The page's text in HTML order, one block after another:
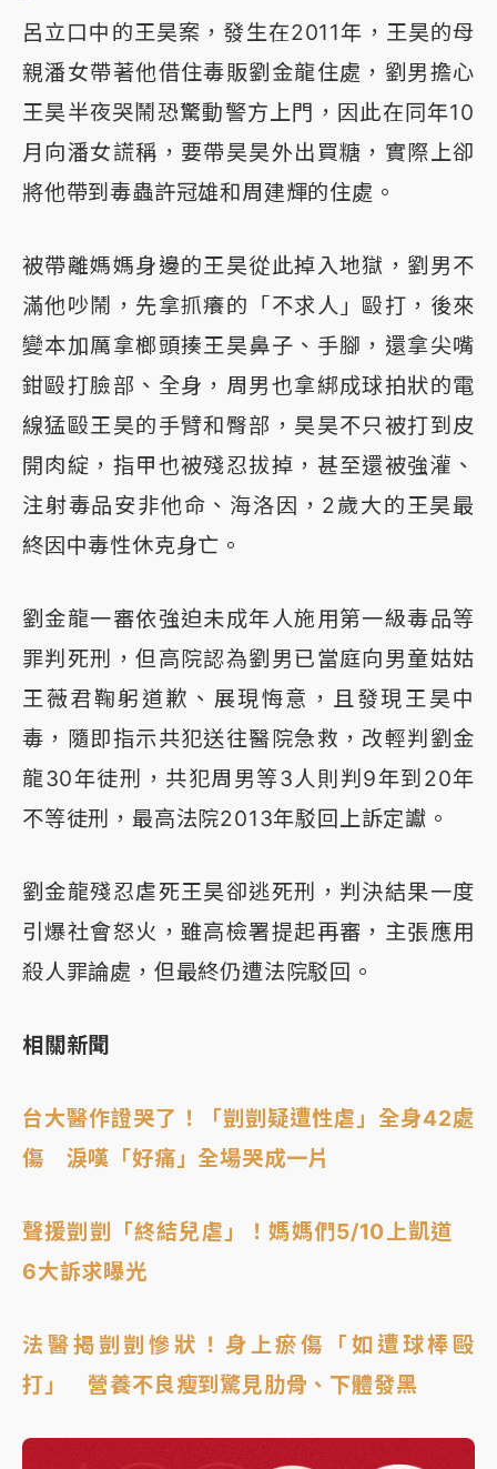
呂立口中的王昊案，發生在2011年，王昊的母
親潘女帶著他借住毒販劉金龍住處，劉男擔心
王昊半夜哭鬧恐驚動警方上門，因此在同年10
月向潘女謊稱，要帶昊昊外出買糖，實際上卻
將他帶到毒蟲許冠雄和周建輝的住處。
被帶離媽媽身邊的王昊從此掉入地獄，劉男不
滿他吵鬧，先拿抓癢的「不求人」毆打，後來
變本加厲拿榔頭揍王昊鼻子、手腳，還拿尖嘴
鉗毆打臉部、全身，周男也拿綁成球拍狀的電
線猛毆王昊的手臂和臀部，昊昊不只被打到皮
開肉綻，指甲也被殘忍拔掉，甚至還被強灌、
注射毒品安非他命、海洛因，2歲大的王昊最
終因中毒性休克身亡。
劉金龍一審依強迫未成年人施用第一級毒品等
罪判死刑，但高院認為劉男已當庭向男童姑姑
王薇君鞠躬道歉、展現悔意，且發現王昊中
毒，隨即指示共犯送往醫院急救，改輕判劉金
龍30年徒刑，共犯周男等3人則判9年到20年
不等徒刑，最高法院2013年駁回上訴定讞。
劉金龍殘忍虐死王昊卻逃死刑，判決結果一度
引爆社會怒火，雖高檢署提起再審，主張應用
殺人罪論處，但最終仍遭法院駁回。
相關新聞
台大醫作證哭了！「剴剴疑遭性虐」全身42處
傷 淚嘆「好痛」全場哭成一片
聲援剴剴「終結兒虐」！媽媽們5/10上凱道
6大訴求曝光
法醫揭剴剴慘狀！身上瘀傷「如遭球棒毆
打」 營養不良瘦到驚見肋骨、下體發黑